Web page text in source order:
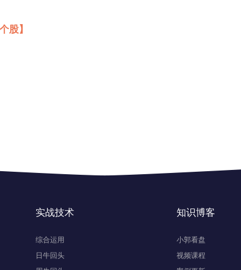
股】
实战技术
综合运用
日牛回头
知识博客
小郭看盘
视频课程